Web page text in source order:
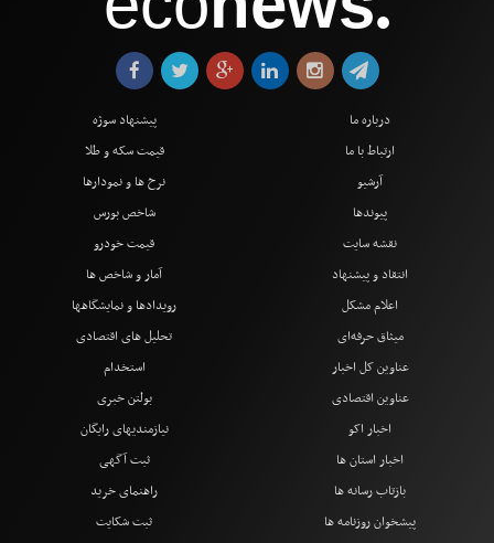
●
درباره ما
ارتباط با ما
آرشیو
پیوندها
نقشه سایت
انتقاد و پیشنهاد
اعلام مشکل
میثاق حرفه‌ای
پیشنهاد سوژه
قیمت سکه و طلا
نرخ ها و نمودارها
شاخص بورس
قیمت خودرو
آمار و شاخص ها
رویدادها و نمایشگاهها
تحلیل های اقتصادی
عناوین کل اخبار
عناوین اقتصادی
اخبار اکو
اخبار استان ها
بازتاب رسانه ها
پیشخوان روزنامه ها
استخدام
بولتن خبری
نیازمندیهای رایگان
ثبت آگهی
راهنمای خرید
ثبت شکایت